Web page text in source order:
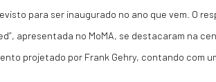
para ser inaugurado no ano que vem. O
apresentada no MoMA, se destacaram na
projetado por Frank Gehry, contando com